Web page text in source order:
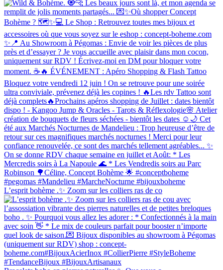
L’esprit bohème .✨ Zoom sur les colliers ras de co